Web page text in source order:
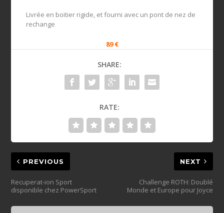
Livrée en boitier rigide, et fourni avec un pont de nez de
rechange
89 €
SHARE:
RATE:
PREVIOUS
Recuperat-ion Sport
disponible chez PowerSport
NEXT
Challenge ROTH: Doublé
Monde et Europe pour Joyce